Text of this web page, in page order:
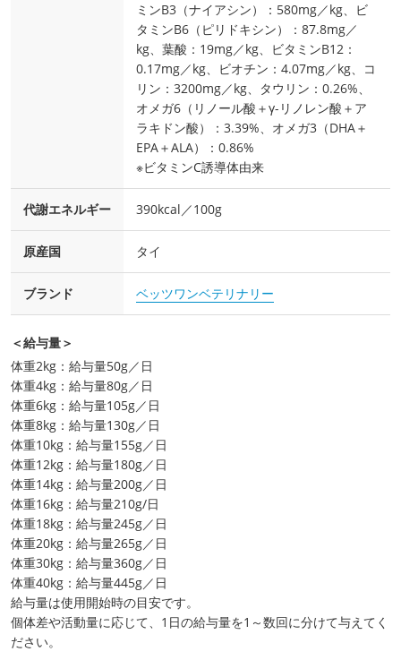
ミンB3（ナイアシン）：580mg／kg、ビ
タミンB6（ピリドキシン）：87.8mg／
kg、葉酸：19mg／kg、ビタミンB12：
0.17mg／kg、ビオチン：4.07mg／kg、コ
リン：3200mg／kg、タウリン：0.26%、
オメガ6（リノール酸＋γ-リノレン酸＋ア
ラキドン酸）：3.39%、オメガ3（DHA＋
EPA＋ALA）：0.86%
※ビタミンC誘導体由来
代謝エネルギー 390kcal／100g
原産国 タイ
ブランド ベッツワンベテリナリー
＜給与量＞
体重2kg：給与量50g／日
体重4kg：給与量80g／日
体重6kg：給与量105g／日
体重8kg：給与量130g／日
体重10kg：給与量155g／日
体重12kg：給与量180g／日
体重14kg：給与量200g／日
体重16kg：給与量210g/日
体重18kg：給与量245g／日
体重20kg：給与量265g／日
体重30kg：給与量360g／日
体重40kg：給与量445g／日
給与量は使用開始時の目安です。
個体差や活動量に応じて、1日の給与量を1～数回に分けて与えてく
ださい。